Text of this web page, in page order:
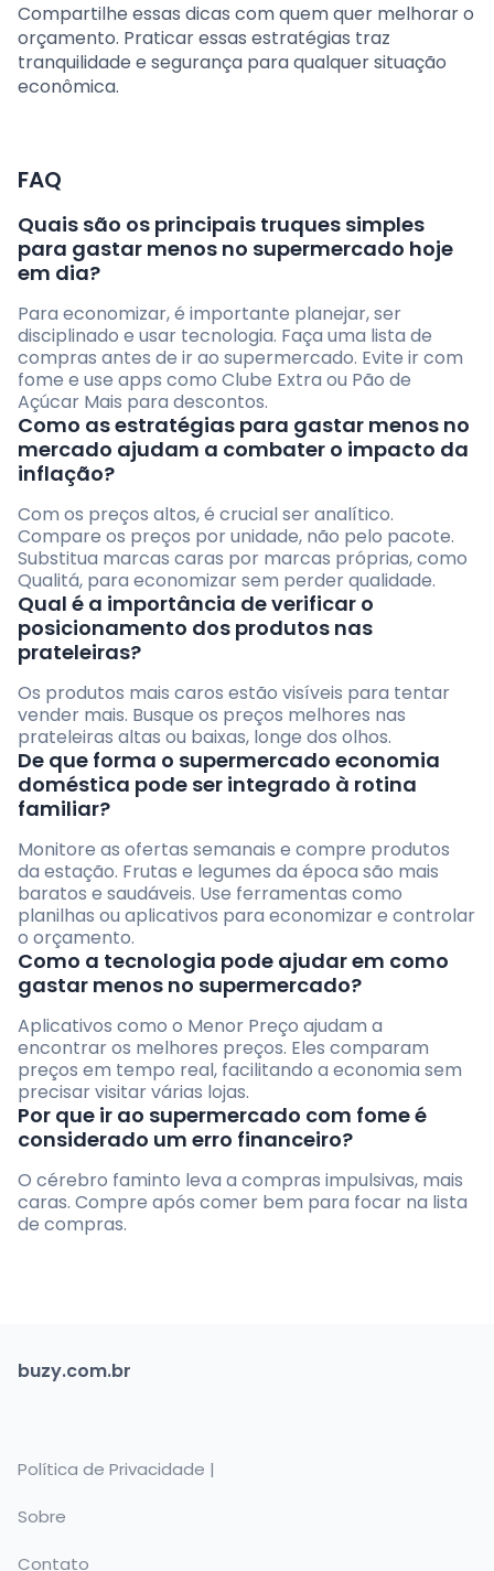
Compartilhe essas dicas com quem quer melhorar o
orçamento. Praticar essas estratégias traz
tranquilidade e segurança para qualquer situação
econômica.
FAQ
Quais são os principais truques simples
para gastar menos no supermercado hoje
em dia?
Para economizar, é importante planejar, ser
disciplinado e usar tecnologia. Faça uma lista de
compras antes de ir ao supermercado. Evite ir com
fome e use apps como Clube Extra ou Pão de
Açúcar Mais para descontos.
Como as estratégias para gastar menos no
mercado ajudam a combater o impacto da
inflação?
Com os preços altos, é crucial ser analítico.
Compare os preços por unidade, não pelo pacote.
Substitua marcas caras por marcas próprias, como
Qualitá, para economizar sem perder qualidade.
Qual é a importância de verificar o
posicionamento dos produtos nas
prateleiras?
Os produtos mais caros estão visíveis para tentar
vender mais. Busque os preços melhores nas
prateleiras altas ou baixas, longe dos olhos.
De que forma o supermercado economia
doméstica pode ser integrado à rotina
familiar?
Monitore as ofertas semanais e compre produtos
da estação. Frutas e legumes da época são mais
baratos e saudáveis. Use ferramentas como
planilhas ou aplicativos para economizar e controlar
o orçamento.
Como a tecnologia pode ajudar em como
gastar menos no supermercado?
Aplicativos como o Menor Preço ajudam a
encontrar os melhores preços. Eles comparam
preços em tempo real, facilitando a economia sem
precisar visitar várias lojas.
Por que ir ao supermercado com fome é
considerado um erro financeiro?
O cérebro faminto leva a compras impulsivas, mais
caras. Compre após comer bem para focar na lista
de compras.
buzy.com.br
Política de Privacidade |
Sobre
Contato